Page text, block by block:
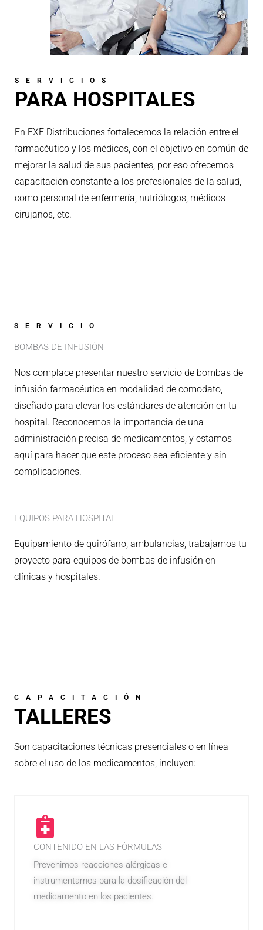
SERVICIOS
PARA HOSPITALES
En EXE Distribuciones fortalecemos la relación entre el
farmacéutico y los médicos, con el objetivo en común de
mejorar la salud de sus pacientes, por eso ofrecemos
capacitación constante a los profesionales de la salud,
como personal de enfermería, nutriólogos, médicos
cirujanos, etc.
SERVICIO
BOMBAS DE INFUSIÓN
Nos complace presentar nuestro servicio de bombas de
infusión farmacéutica en modalidad de comodato,
diseñado para elevar los estándares de atención en tu
hospital. Reconocemos la importancia de una
administración precisa de medicamentos, y estamos
aquí para hacer que este proceso sea eficiente y sin
complicaciones.
EQUIPOS PARA HOSPITAL
Equipamiento de quirófano, ambulancias, trabajamos tu
proyecto para equipos de bombas de infusión en
clínicas y hospitales.
CAPACITACIÓN
TALLERES
Son capacitaciones técnicas presenciales o en línea
sobre el uso de los medicamentos, incluyen:
CONTENIDO EN LAS FÓRMULAS
Prevenimos reacciones alérgicas e
instrumentamos para la dosificación del
medicamento en los pacientes.